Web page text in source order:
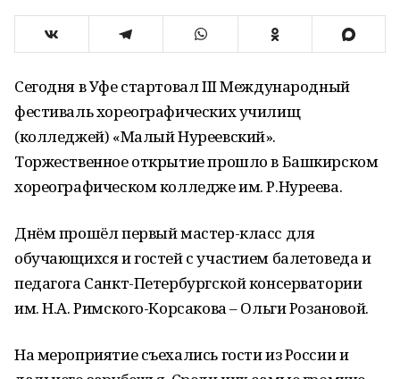
Сегодня в Уфе стартовал III Международный
фестиваль хореографических училищ
(колледжей) «Малый Нуреевский».
Торжественное открытие прошло в Башкирском
хореографическом колледже им. Р.Нуреева.
Днём прошёл первый мастер-класс для
обучающихся и гостей с участием балетоведа и
педагога Санкт-Петербургской консерватории
им. Н.А. Римского-Корсакова – Ольги Розановой.
На мероприятие съехались гости из России и